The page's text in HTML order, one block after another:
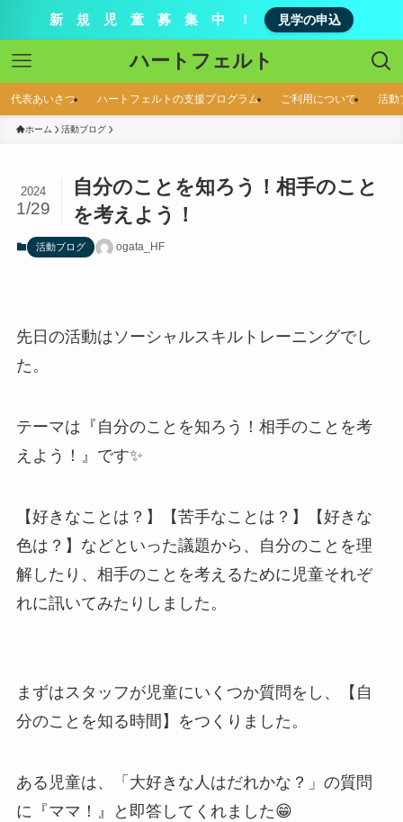
新 規 児 童 募 集 中 ！ 見学の申込
ハートフェルト
代表あいさつ ハートフェルトの支援プログラム ご利用について 活動
ホーム 活動ブログ
自分のことを知ろう！相手のこと
を考えよう！
2024
1/29
活動ブログ ogata_HF
先日の活動はソーシャルスキルトレーニングでし
た。
テーマは『自分のことを知ろう！相手のことを考
えよう！』です✨
【好きなことは？】【苦手なことは？】【好きな
色は？】などといった議題から、自分のことを理
解したり、相手のことを考えるために児童それぞ
れに訊いてみたりしました。
まずはスタッフが児童にいくつか質問をし、【自
分のことを知る時間】をつくりました。
ある児童は、「大好きな人はだれかな？」の質問
に『ママ！』と即答してくれました😁